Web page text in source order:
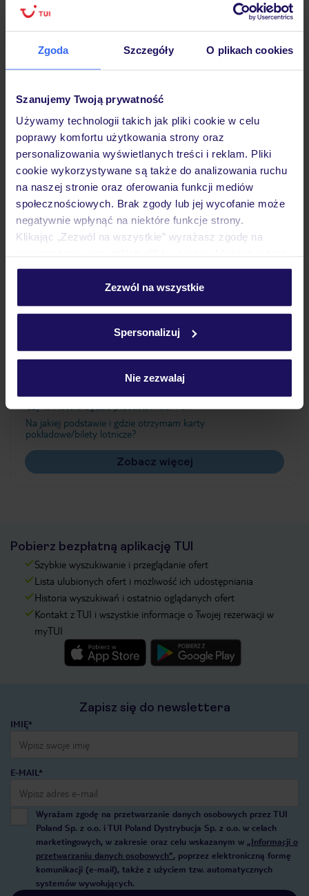
Zgoda Szczegóły O plikach cookies
Szanujemy Twoją prywatność
Używamy technologii takich jak pliki cookie w celu
poprawy komfortu użytkowania strony oraz
personalizowania wyświetlanych treści i reklam. Pliki
cookie wykorzystywane są także do analizowania ruchu
na naszej stronie oraz oferowania funkcji mediów
społecznościowych. Brak zgody lub jej wycofanie może
negatywnie wpłynąć na niektóre funkcje strony.
Klikając „Zezwól na wszystkie” wyrażasz zgodę na
personalizować swój wybór wchodząc w zakładkę
Szczegółowe informacje o plikach cookie znajdziesz
Zezwól na wszystkie
Spersonalizuj
Nie zezwalaj
Hotel
Opinie
Pokoje
Wyżywienie
Ważne informacje
Czy w Hotelu będzie przedstawiciel TUI?
Na jakiej podstawie i gdzie otrzymam karty
pokładowe/bilety lotnicze?
Zobacz więcej
Pobierz bezpłatną aplikację TUI
Szybkie wyszukiwanie i przeglądanie ofert
Lista ulubionych ofert i możliwość ich udostępniania
Historia wyszukiwań i ostatnio oglądanych ofert
Kontakt z TUI i wszystkie informacje o Twojej rezerwacji w
myTUI
Zapisz się do newslettera
IMIĘ*
E-MAIL*
Wyrażam zgodę na przetwarzanie danych osobowych przez TUI
Poland Sp. z o.o. i TUI Poland Dystrybucja Sp. z o.o. w celach
marketingowych, w zakresie oraz celu wskazanym w „Informacji o
przetwarzaniu danych osobowych”, poprzez elektroniczną formę
komunikacji (e-mail), także z użyciem tzw. automatycznych
systemów wywołujących.